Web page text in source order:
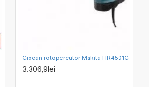
Ciocan rotopercutor Makita HR4501C
3.306,9lei